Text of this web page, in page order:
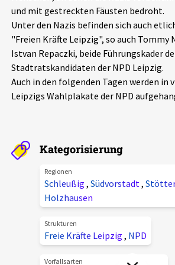
Aktuelles
Alle Beiträge
Veranstaltungen
Pressemitteilungen
Über uns
Projektbeschreibung
Spenden
chronik.LE in der Presse
und mit gestreckten Fäusten bedroht.
Unter den Nazis befinden sich auch
"Freien Kräfte Leipzig", so auch Tommy
Istvan Repaczki, beide Führungskader
Stadtratskandidaten der NPD Leipzig.
Auch in den folgenden Tagen werden in
Leipzigs Wahlplakate der NPD
Kategorisierung
Regionen
Schleußig , Südvorstadt,
Holzhausen
Strukturen
Freie Kräfte Leipzig , NPD
Vorfallsarten